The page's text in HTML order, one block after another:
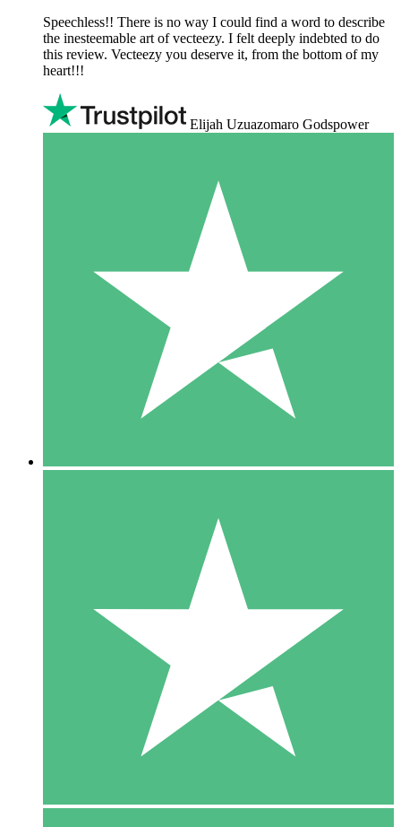
Speechless!! There is no way I could find a word to describe
the inesteemable art of vecteezy. I felt deeply indebted to do
this review. Vecteezy you deserve it, from the bottom of my
heart!!!
Elijah Uzuazomaro Godspower